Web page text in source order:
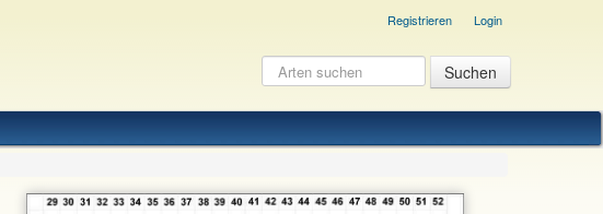
Registrieren Login